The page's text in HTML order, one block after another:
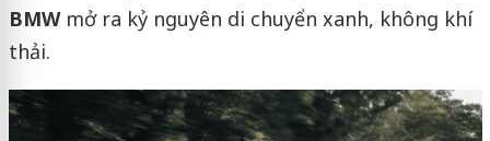
BMWmở ra kỷ nguyên di chuyển xanh, không khí
thải.